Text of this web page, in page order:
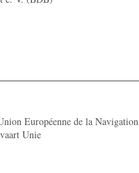
Européenne de la Navigation
Unie